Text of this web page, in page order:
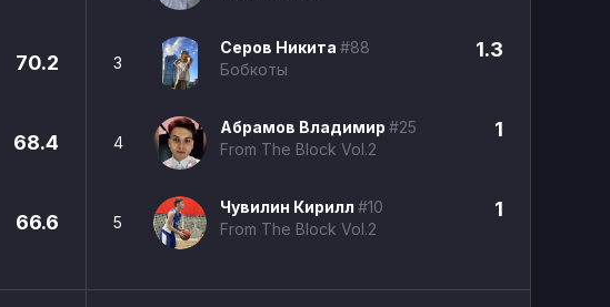
70.2
68.4
66.6
3
Серов Никита #88
Бобкоты
1.3
4
Абрамов Владимир #25
From The Block Vol.2
1
5
Чувилин Кирилл #10
From The Block Vol.2
1